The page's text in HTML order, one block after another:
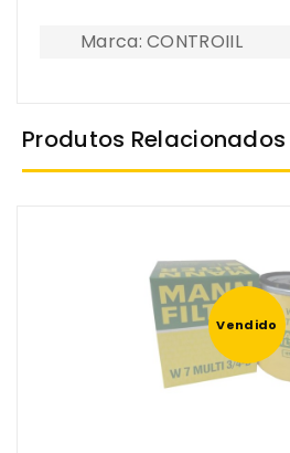
Marca: CONTROIIL
Produtos Relacionados
Vendido